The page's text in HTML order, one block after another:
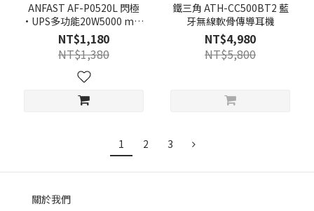
ANFAST AF-P0520L 閃極
·UPS多功能20W5000 mAh
快充 行動電源 (Type-c)
NT$1,180
NT$1,380
鐵三角 ATH-CC500BT2 藍
牙無線軟骨傳導耳機
NT$4,980
NT$5,800
1 2 3
關於我們